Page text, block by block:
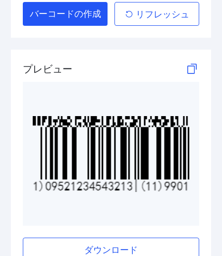
GS1 DataBar Stacked Composite
GS1 DataBar Stacked Omnidirectional Composite
バーコードの作成 リフレッシュ
プレビュー
ダウンロード